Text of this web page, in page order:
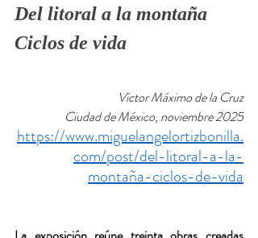
Del litoral a la montaña
Ciclos de vida
Víctor Máximo de la Cruz
Ciudad de México, noviembre 2025
https://www.miguelangelortizbonilla.
com/post/del-litoral-a-la-
montaña-ciclos-de-vida